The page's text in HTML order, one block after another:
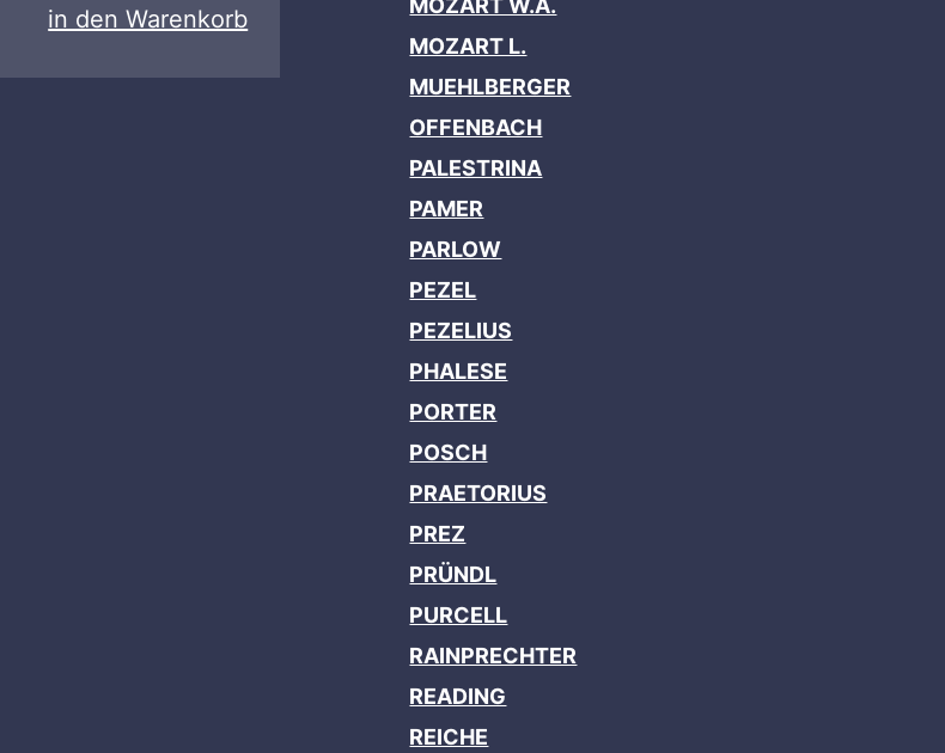
in den Warenkorb
MOZART W.A.
MOZART L.
MUEHLBERGER
OFFENBACH
PALESTRINA
PAMER
PARLOW
PEZEL
PEZELIUS
PHALESE
PORTER
POSCH
PRAETORIUS
PREZ
PRÜNDL
PURCELL
RAINPRECHTER
READING
REICHE